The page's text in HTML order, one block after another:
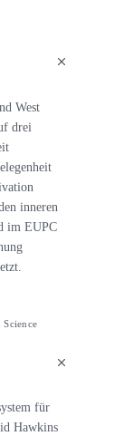
West
drei
inneren
im EUPC
für
Hawkins